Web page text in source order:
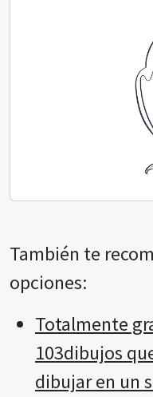
También te
opciones:
Totalmente
103dibujos
dibujar en un